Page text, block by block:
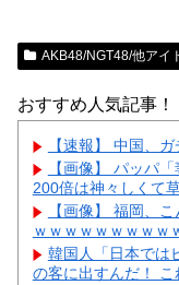
AKB48/NGT48/他アイ
おすすめ人気記事！
【速報】 中国、ガ
【画像】 パッパ
200倍は神々しくて
【画像】 福岡、
ｗｗｗｗｗｗｗｗｗ
韓国人「日本では
の客に出すんだ！